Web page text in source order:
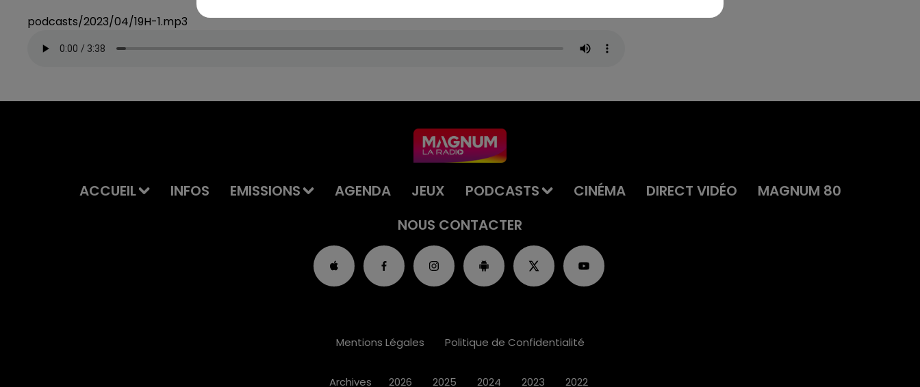
podcasts/2023/04/19H-1.mp3
ACCUEIL INFOS EMISSIONS AGENDA JEUX PODCASTS CINÉMA DIRECT VIDÉO
MAGNUM 80
NOUS CONTACTER
Mentions Légales Politique de Confidentialité
Archives 2026 2025 2024 2023 2022